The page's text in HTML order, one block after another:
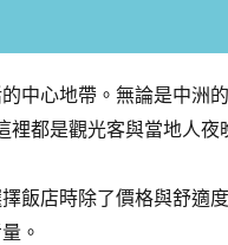
中心地帶。無論是中洲
都是觀光客與當地人夜
飯店時除了價格與舒適
。